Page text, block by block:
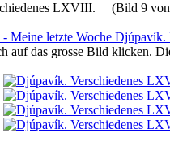
LXVIII. (Bild 9
auf das grosse Bild klicken.